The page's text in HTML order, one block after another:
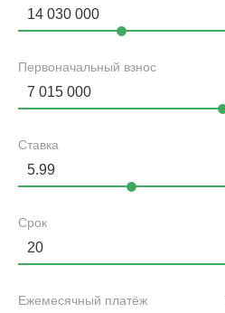
Первоначальный взнос
Ставка
Срок
Ежемесячный платёж